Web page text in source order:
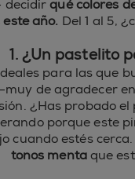
decidirqué colores
año. Del 1 al 5,
1. ¿Un pastelito
para las que
de agradecer
¿Has probado
porque este
cuando estés
tonos mentaque